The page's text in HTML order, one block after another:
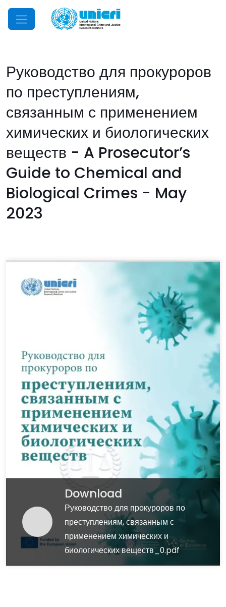
Mobile Menu
Руководство для прокуроров
по преступлениям,
связанным с применением
химических и биологических
веществ - A Prosecutor’s
Guide to Chemical and
Biological Crimes - May
2023
Download
Руководство для прокуроров по
преступлениям, связанным с
применением химических и
биологических веществ_0.pdf